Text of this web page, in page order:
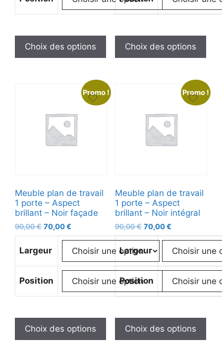
Choix des options Choix des options
Promo !
Meuble plan de travail
1 porte – Aspect
brillant – Noir façade
90,00€ 70,00€
Largeur
Position
Choix des options
Promo !
Meuble plan de travail
1 porte – Aspect
brillant – Noir intégral
90,00€ 70,00€
Largeur
Position
Choix des options